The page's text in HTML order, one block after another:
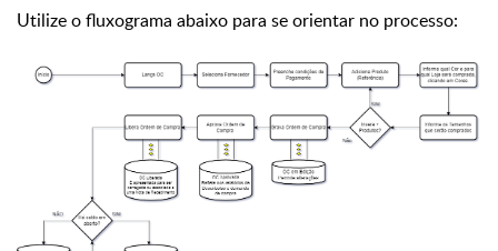
Utilize o fluxograma abaixo para se orientar no processo: